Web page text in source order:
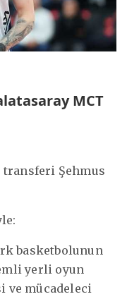
MCT
transferi Şehmus
basketbolunun
yerli oyun
mücadeleci